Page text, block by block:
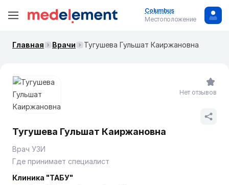
Columbus
Местоположение
Главная Врачи Тугушева Гульшат Каиржановна
Тугушева Гульшат Каиржановна
Врач УЗИ
Где принимает специалист
Клиника "ТАБУ"
Нет отзывов